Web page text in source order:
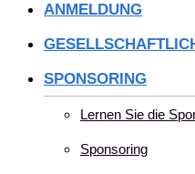
ANMELDUNG
SPONSORING
Lernen Sie die
Sponsoring